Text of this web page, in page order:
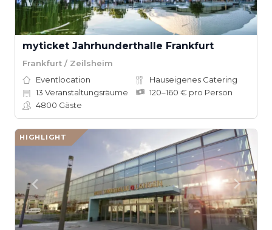
myticket Jahrhunderthalle Frankfurt
Frankfurt / Zeilsheim
Eventlocation
Hauseigenes Catering
13 Veranstaltungsräume
120–160 € pro Person
4800 Gäste
HIGHLIGHT